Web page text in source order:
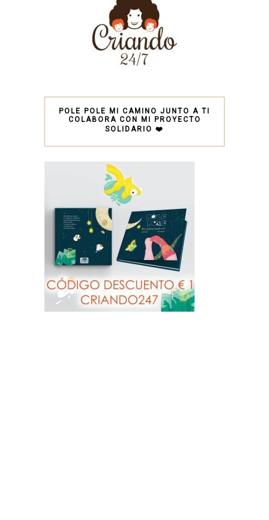
POLE POLE MI CAMINO JUNTO A TI
COLABORA CON MI PROYECTO
SOLIDARIO ❤️